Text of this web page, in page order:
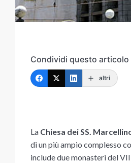
Condividi questo articolo
altri
La Chiesa dei SS.
di un più ampio complesso
include due monasteri del